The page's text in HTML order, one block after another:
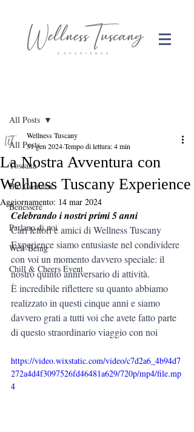
All Posts
Toscana
Bio Cosmesi
Benessere
Parlano di noi
Well-Being
Chill & Cheers Event
All Posts
La Nostra Avventura con
Wellness Tuscany Experience
Wellness Tuscany
31 gen 2024Tempo di lettura: 4 min
Aggiornamento: 14 mar 2024
Celebrando i nostri primi 5 anni
Cari lettori e amici di Wellness Tuscany
Experience siamo entusiaste nel condividere
con voi un momento davvero speciale: il
nostro quinto anniversario di attività.
È incredibile riflettere su quanto abbiamo
realizzato in questi cinque anni e siamo
davvero grati a tutti voi che avete fatto parte
di questo straordinario viaggio con noi
https://video.wixstatic.com/video/c7d2a6_4b94d7
272a4d4f3097526fd46481a629/720p/mp4/file.mp
4